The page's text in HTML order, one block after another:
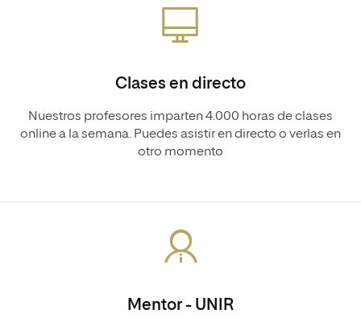
Clases en directo
Nuestros profesores imparten 4.000 horas de clases
online a la semana. Puedes asistir en directo o verlas en
otro momento
Mentor - UNIR